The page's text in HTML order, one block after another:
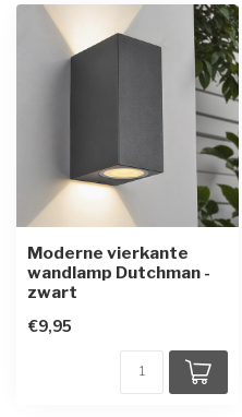
Moderne vierkante
wandlamp Dutchman -
zwart
€9,95